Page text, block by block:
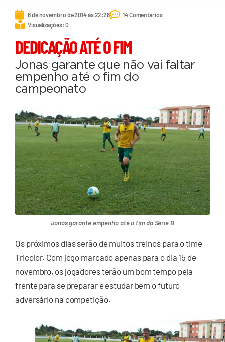
6 de novembro de 2014 às 22:28
14 Comentários
Visualizações: 0
DEDICAÇÃO ATÉ O FIM
Jonas garante que não vai faltar
empenho até o fim do
campeonato
Jonas garante empenho até o fim da Série B
Os próximos dias serão de muitos treinos para o time
Tricolor. Com jogo marcado apenas para o dia 15 de
novembro, os jogadores terão um bom tempo pela
frente para se preparar e estudar bem o futuro
adversário na competição.